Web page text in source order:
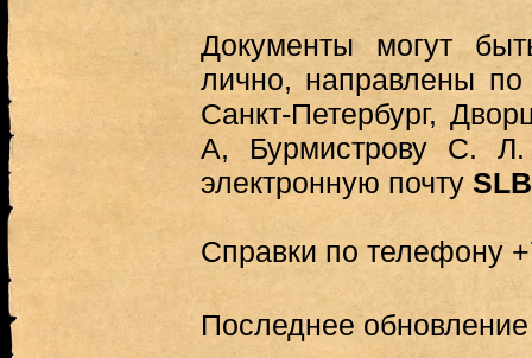
Документы могут
лично, направлены
Санкт-Петербург,
А, Бурмистрову С.
электронную почту
Справки по телефону
Последнее